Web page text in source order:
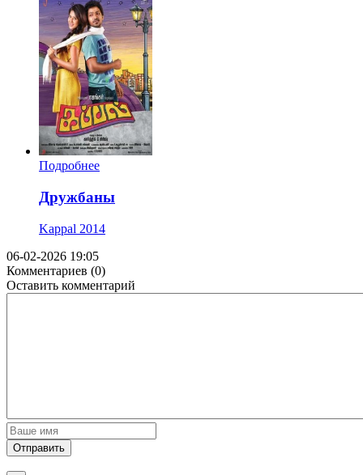
Подробнее
Дружбаны
Kappal 2014
06-02-2026 19:05
Комментариев (0)
Оставить комментарий
Отправить